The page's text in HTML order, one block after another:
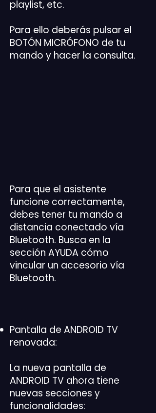
playlist, etc.
Para ello deberás pulsar el
BOTÓN MICRÓFONO de tu
mando y hacer la consulta.
Para que el asistente
funcione correctamente,
debes tener tu mando a
distancia conectado vía
Bluetooth. Busca en la
sección AYUDA cómo
vincular un accesorio vía
Bluetooth.
Pantalla de ANDROID TV
renovada:
La nueva pantalla de
ANDROID TV ahora tiene
nuevas secciones y
funcionalidades: